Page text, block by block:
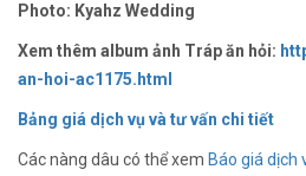
Photo: Kyahz Wedding
Xem thêm album ảnh Tráp ăn hỏi:
an-hoi-ac1175.html
Bảng giá dịch vụ và tư vấn chi tiết
Các nàng dâu có thể xem Báo giá dịch